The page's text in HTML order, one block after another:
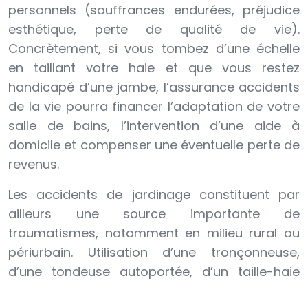
personnels (souffrances endurées, préjudice
esthétique, perte de qualité de vie).
Concrètement, si vous tombez d’une échelle
en taillant votre haie et que vous restez
handicapé d’une jambe, l’assurance accidents
de la vie pourra financer l’adaptation de votre
salle de bains, l’intervention d’une aide à
domicile et compenser une éventuelle perte de
revenus.
Les accidents de jardinage constituent par
ailleurs une source importante de
traumatismes, notamment en milieu rural ou
périurbain. Utilisation d’une tronçonneuse,
d’une tondeuse autoportée, d’un taille-haie